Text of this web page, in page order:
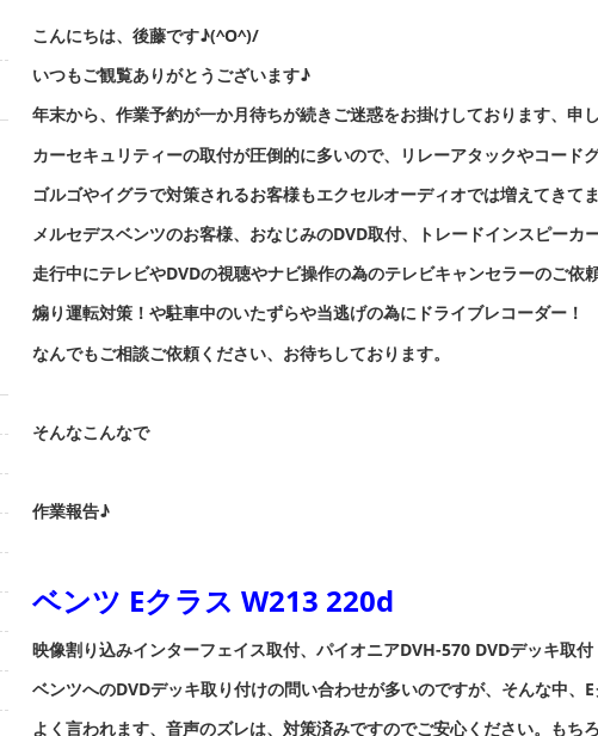
こんにちは、後藤です♪(^O^)/
いつもご観覧ありがとうございます♪
年末から、作業予約が一か月待ちが続きご迷惑をお掛けしております、申
カーセキュリティーの取付が圧倒的に多いので、リレーアタックやコード
ゴルゴやイグラで対策されるお客様もエクセルオーディオでは増えてきて
メルセデスベンツのお客様、おなじみのDVD取付、トレードインスピーカ
走行中にテレビやDVDの視聴やナビ操作の為のテレビキャンセラーのご依
煽り運転対策！や駐車中のいたずらや当逃げの為にドライブレコーダー！
なんでもご相談ご依頼ください、お待ちしております。
そんなこんなで
作業報告♪
ベンツ Eクラス W213 220d
映像割り込みインターフェイス取付、パイオニアDVH-570 DVDデッキ取付
ベンツへのDVDデッキ取り付けの問い合わせが多いのですが、そんな中、
よく言われます、音声のズレは、対策済みですのでご安心ください。もち